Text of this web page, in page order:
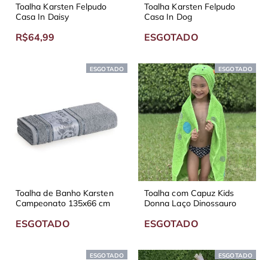
Toalha Karsten Felpudo
Casa In Daisy
R$64,99
Toalha Karsten Felpudo
Casa In Dog
ESGOTADO
ESGOTADO
Toalha de Banho Karsten
Campeonato 135x66 cm
ESGOTADO
ESGOTADO
Toalha com Capuz Kids
Donna Laço Dinossauro
ESGOTADO
ESGOTADO ESGOTADO